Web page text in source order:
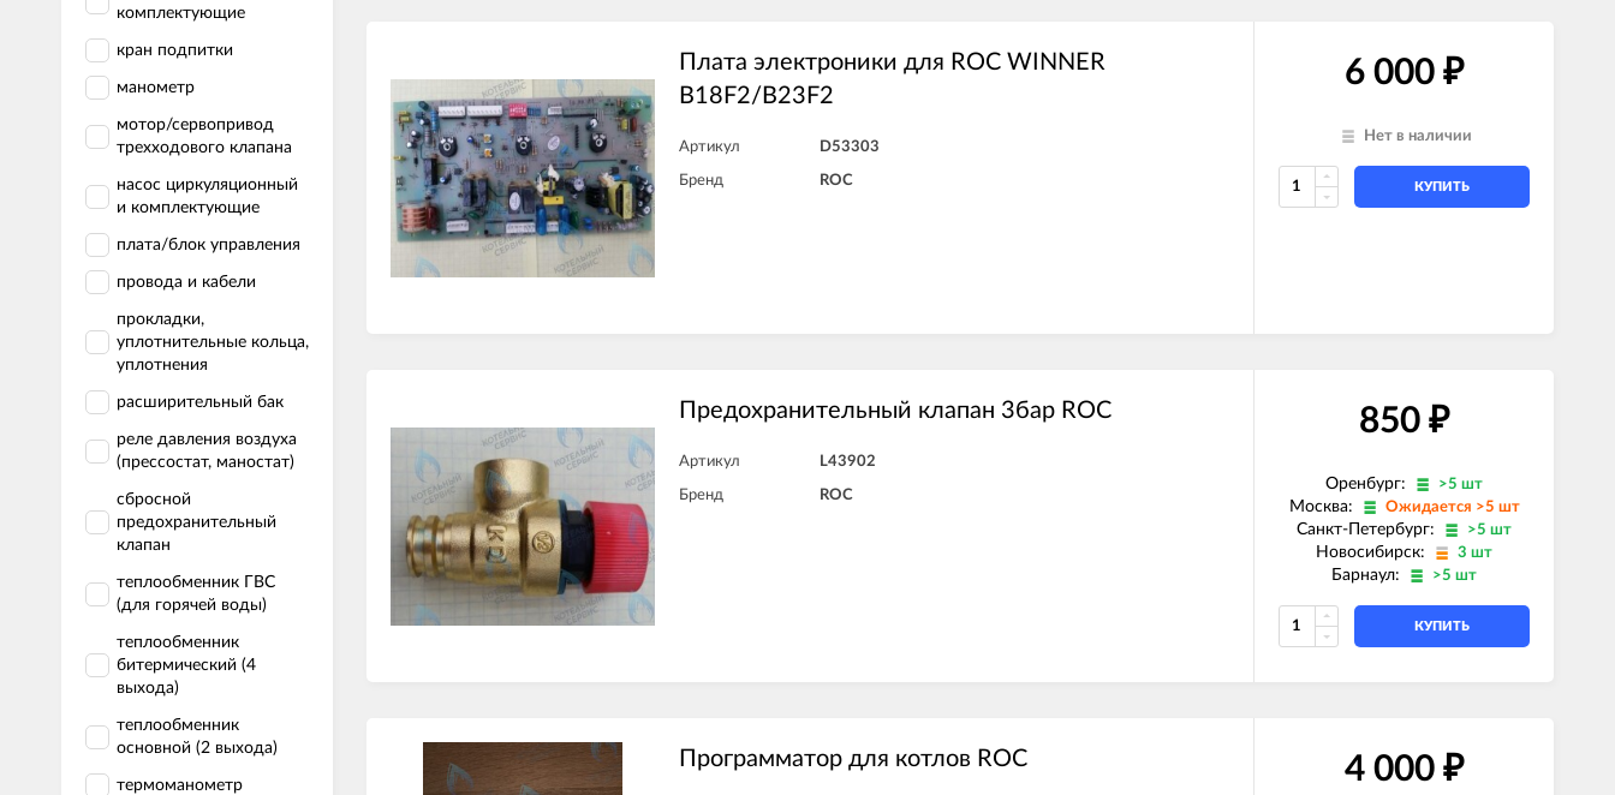
комплектующие
кран подпитки
манометр
мотор/сервопривод
трехходового клапана
насос циркуляционный
и комплектующие
плата/блок управления
провода и кабели
прокладки,
уплотнительные кольца,
уплотнения
расширительный бак
реле давления воздуха
(прессостат, маностат)
сбросной
предохранительный
клапан
теплообменник ГВС
(для горячей воды)
теплообменник
битермический (4
выхода)
теплообменник
основной (2 выхода)
термоманометр
Плата электроники для ROC WINNER
B18F2/B23F2
Артикул D53303
Бренд ROC
6 000 ₽
Нет в наличии
КУПИТЬ
Предохранительный клапан 3бар ROC
Артикул L43902
Бренд ROC
850 ₽
Оренбург: >5 шт
Москва: Ожидается >5 шт
Санкт-Петербург: >5 шт
Новосибирск: 3 шт
Барнаул: >5 шт
КУПИТЬ
Программатор для котлов ROC 4 000 ₽